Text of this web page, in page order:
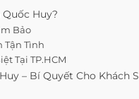
Quốc Huy?
Bảo
Tận Tình
Tại TP.HCM
– Bí Quyết Cho Khách